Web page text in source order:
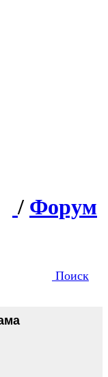
/ Форум
Поиск